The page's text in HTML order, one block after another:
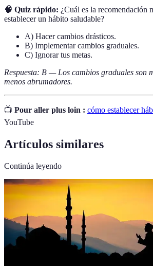
🧠 Quiz rápido: ¿Cuál es la recomendación
establecer un hábito saludable?
A) Hacer cambios drásticos.
B) Implementar cambios graduales.
C) Ignorar tus metas.
Respuesta: B — Los cambios graduales son
menos abrumadores.
📺 Pour aller plus loin : cómo establecer
YouTube
Artículos similares
Continúa leyendo